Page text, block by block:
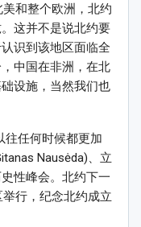
和整个欧洲，北约
这并不是说北约要
识到该地区面临全
中国在非洲，在北
设施，当然我们也
往任何时候都更加
Nausėda)、立
性峰会。北约下一
行，纪念北约成立